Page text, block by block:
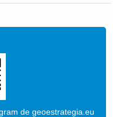
de geoestrategia.eu